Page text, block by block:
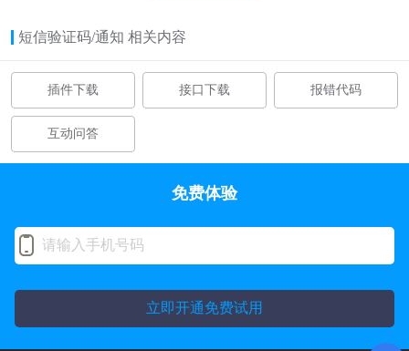
短信验证码/通知 相关内容
插件下载 接口下载 报错代码
互动问答
免费体验
立即开通免费试用